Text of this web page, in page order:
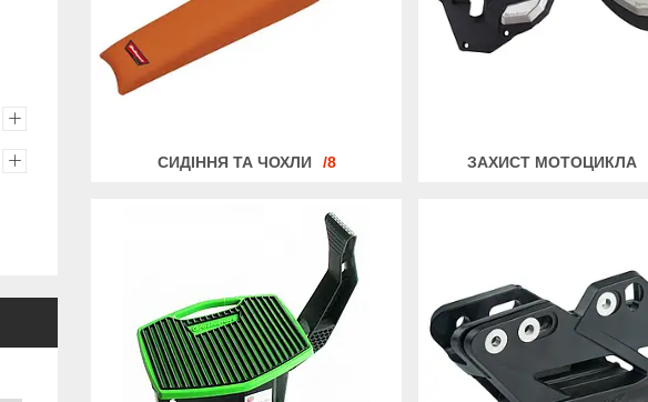
СИДІННЯ ТА ЧОХЛИ 8 ЗАХИСТ МОТОЦИКЛА